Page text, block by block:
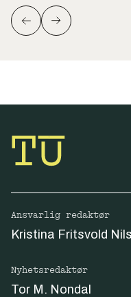
Ansvarlig redaktør
Kristina Fritsvold
Nyhetsredaktør
Tor M. Nondal